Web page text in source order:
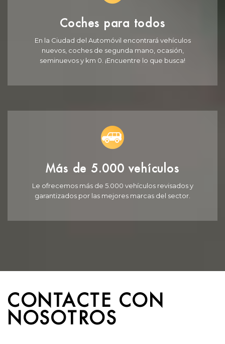
Coches para todos
En la Ciudad del Automóvil encontrará vehículos
nuevos, coches de segunda mano, ocasión,
seminuevos y km 0. ¡Encuentre lo que busca!
Más de 5.000 vehículos
Le ofrecemos más de 5.000 vehículos revisados y
garantizados por las mejores marcas del sector.
CONTACTE CON
NOSOTROS